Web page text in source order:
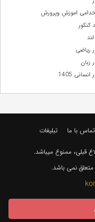
اموزش وپرورش
کنکور
ریاضی
زبان
1405
تماس با ما تبلیغات
قبلی، ممنوع میباشد.
نمی باشد.